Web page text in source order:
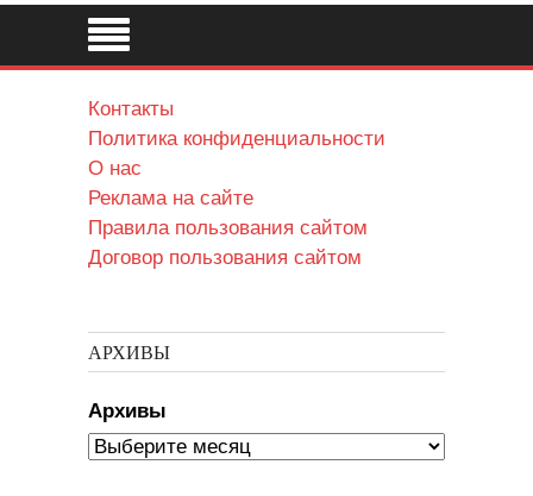
Контакты
Политика конфиденциальности
О нас
Реклама на сайте
Правила пользования сайтом
Договор пользования сайтом
АРХИВЫ
Архивы